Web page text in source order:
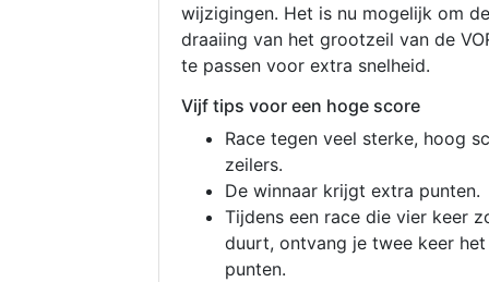
wijzigingen. Het is nu mogelijk om de
draaiing van het grootzeil van de
te passen voor extra snelheid.
Vijf tips voor een hoge score
Race tegen veel sterke, hoog
zeilers.
De winnaar krijgt extra punten.
Tijdens een race die vier keer
duurt, ontvang je twee keer
punten.